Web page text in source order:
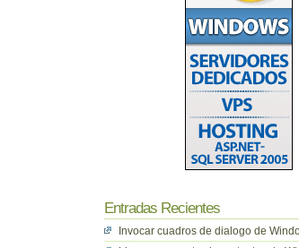
Entradas Recientes
Invocar cuadros de dialogo de